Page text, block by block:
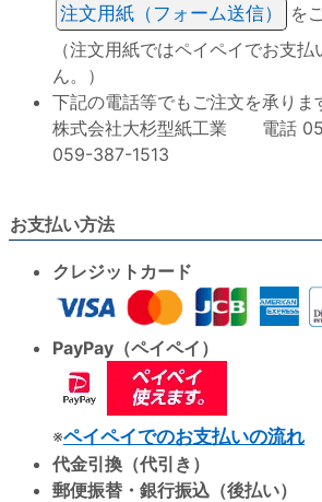
注文用紙（フォーム送信）
を
（注文用紙ではペイペイでお支
ん。）
下記の電話等でもご注文を承りま
株式会社大杉型紙工業 電話
059-387-1513
お支払い方法
クレジットカード
PayPay（ペイペイ）
※ペイペイでのお支払いの流れ
代金引換（代引き）
郵便振替・銀行振込（後払い）